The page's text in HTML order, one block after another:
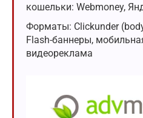
кошельки: Webmoney,
Форматы: Clickunder
Flash-баннеры,
видеореклама